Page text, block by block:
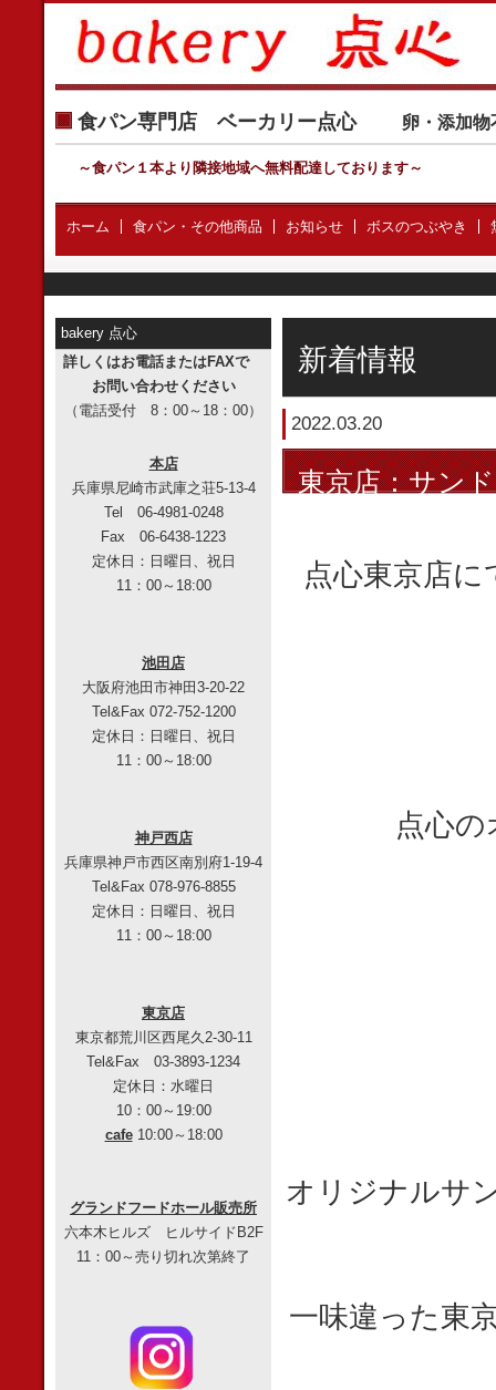
食パン専門店 ベーカリー点心 卵・添加
～食パン１本より隣接地域へ無料配達しております～
ホーム 食パン・その他商品 お知らせ ボスのつぶやき
新着情報
2022.03.20
東京店：サン
点心東京店に
点心
オリジナルサ
一味違った東
bakery 点心
詳しくはお電話またはFAXで
お問い合わせください
（電話受付 8：00～18：00）
本店
兵庫県尼崎市武庫之荘5-13-4
Tel 06-4981-0248
Fax 06-6438-1223
定休日：日曜日、祝日
11：00～18:00
池田店
大阪府池田市神田3-20-22
Tel&Fax 072-752-1200
定休日：日曜日、祝日
11：00～18:00
神戸西店
兵庫県神戸市西区南別府1-19-4
Tel&Fax 078-976-8855
定休日：日曜日、祝日
11：00～18:00
東京店
東京都荒川区西尾久2-30-11
Tel&Fax 03-3893-1234
定休日：水曜日
10：00～19:00
cafe10:00～18:00
グランドフードホール販売所
六本木ヒルズ ヒルサイドB2F
11：00～売り切れ次第終了